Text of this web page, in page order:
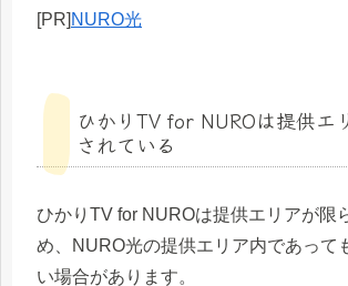
[PR] NURO光
ひかりTV for NUROは提供エ
されている
ひかりTV for NUROは提供エリアが限
め、NURO光の提供エリア内であって
い場合があります。